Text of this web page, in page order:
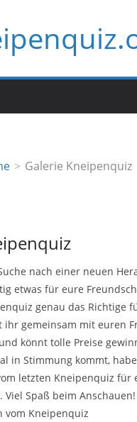
Galerie Kneipenquiz
nach einer neuen
etwas für eure
genau das Richtige
gemeinsam mit euren
könnt tolle Preise
in Stimmung kommt,
letzten Kneipenquiz für
Spaß beim Anschauen!
vom Kneipenquiz